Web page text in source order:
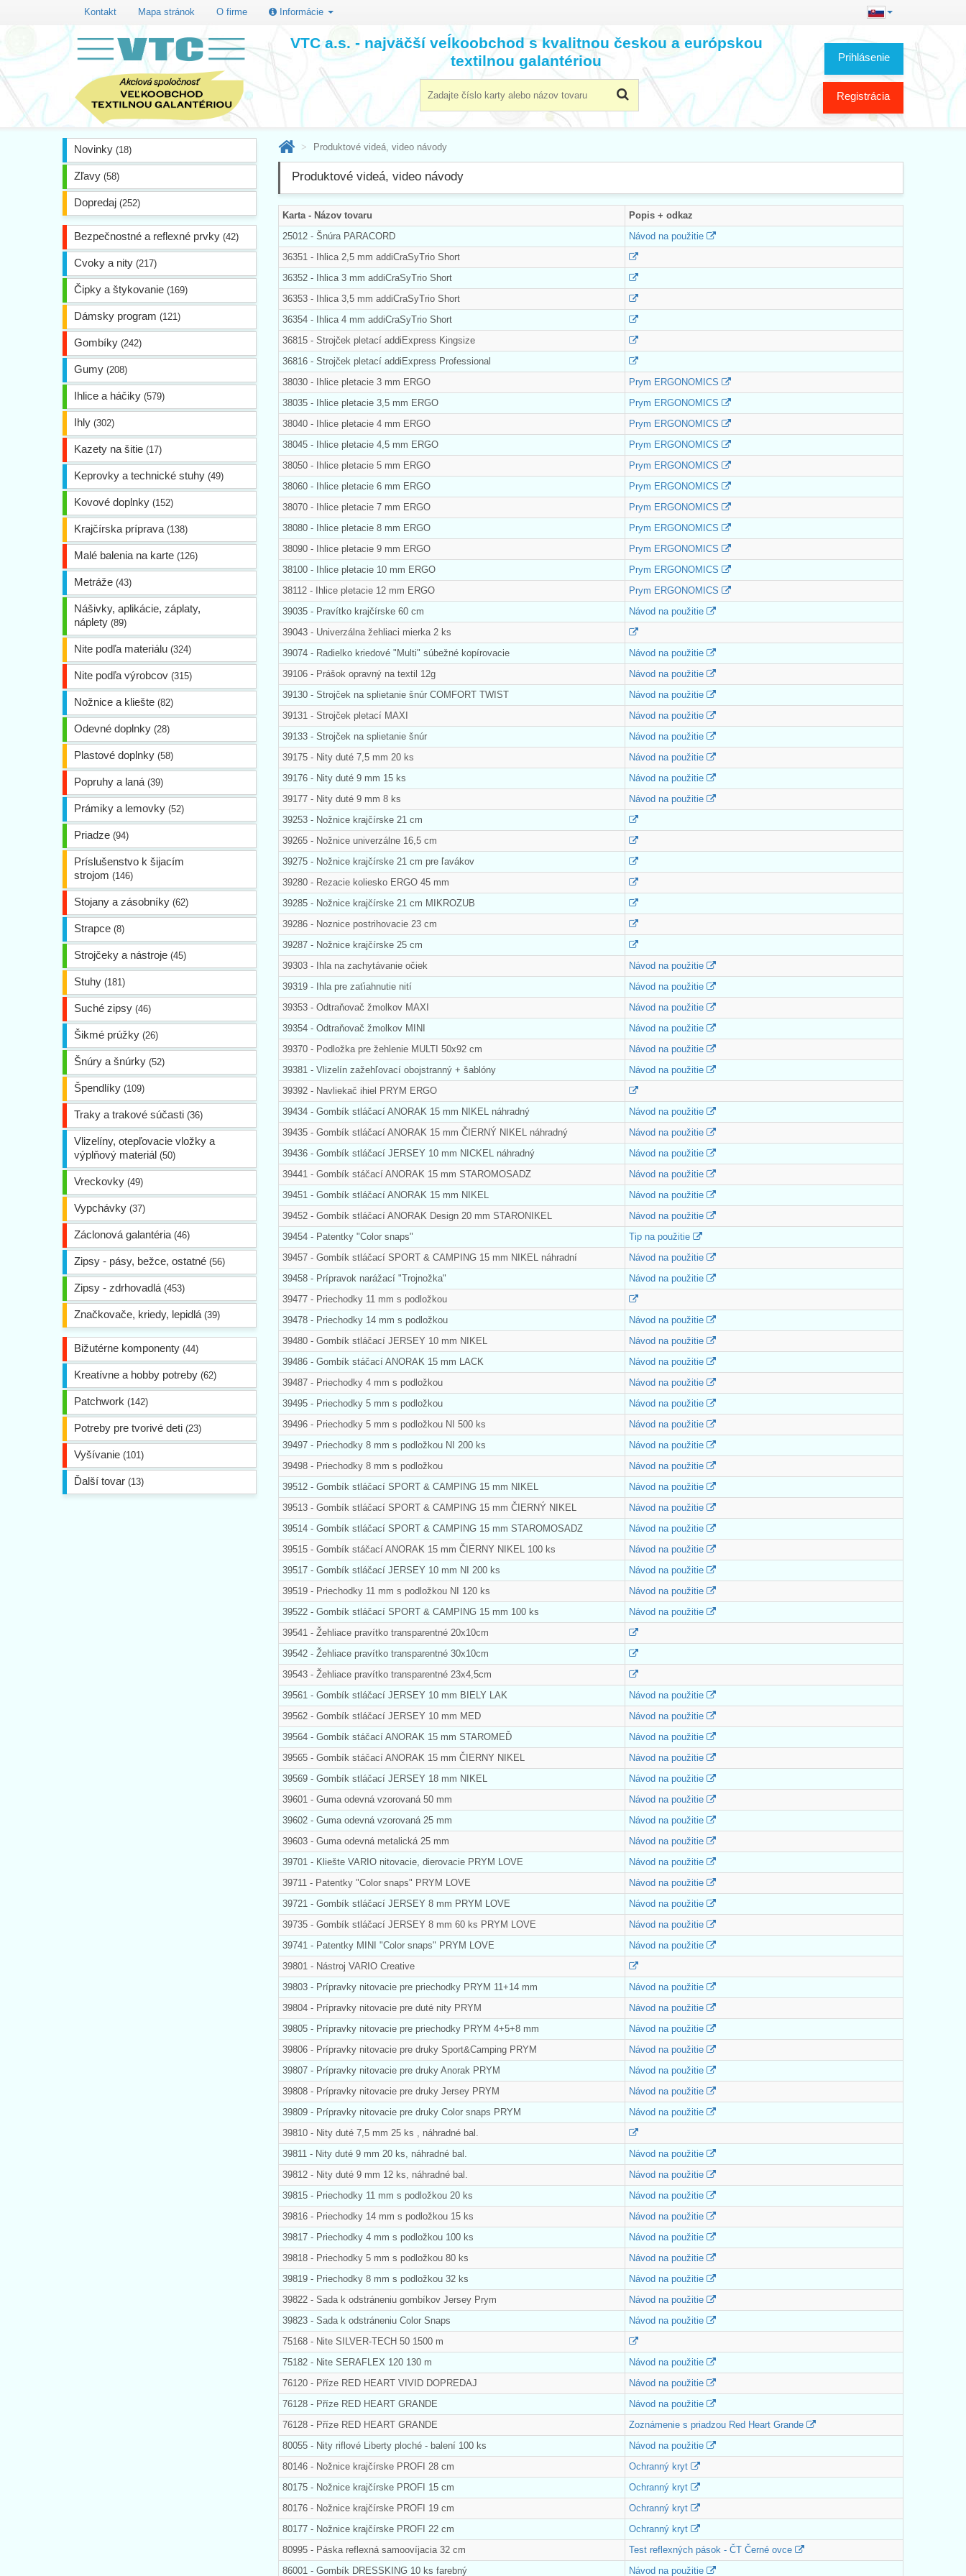
Kontakt Mapa stránok O firme Informácie
Prihlásenie
Registrácia
VTC a.s. - najväčší veĺkoobchod s kvalitnou českou a európskou
textilnou galantériou
Novinky (18)
Zľavy (58)
Dopredaj (252)
Bezpečnostné a reflexné prvky (42)
Cvoky a nity (217)
Čipky a štykovanie (169)
Dámsky program (121)
Gombíky (242)
Gumy (208)
Ihlice a háčiky (579)
Ihly (302)
Kazety na šitie (17)
Keprovky a technické stuhy (49)
Kovové doplnky (152)
Krajčírska príprava (138)
Malé balenia na karte (126)
Metráže (43)
Nášivky, aplikácie, záplaty,
náplety (89)
Nite podľa materiálu (324)
Nite podľa výrobcov (315)
Nožnice a kliešte (82)
Odevné doplnky (28)
Plastové doplnky (58)
Popruhy a laná (39)
Prámiky a lemovky (52)
Priadze (94)
Príslušenstvo k šijacím
strojom (146)
Stojany a zásobníky (62)
Strapce (8)
Strojčeky a nástroje (45)
Stuhy (181)
Suché zipsy (46)
Šikmé prúžky (26)
Šnúry a šnúrky (52)
Špendlíky (109)
Traky a trakové súčasti (36)
Vlizelíny, otepľovacie vložky a
výplňový materiál (50)
Vreckovky (49)
Vypchávky (37)
Záclonová galantéria (46)
Zipsy - pásy, bežce, ostatné (56)
Zipsy - zdrhovadlá (453)
Značkovače, kriedy, lepidlá (39)
Bižutérne komponenty (44)
Kreatívne a hobby potreby (62)
Patchwork (142)
Potreby pre tvorivé deti (23)
Vyšívanie (101)
Ďalší tovar (13)
Produktové videá, video návody
Produktové videá, video návody
Karta - Názov tovaru
Popis + odkaz
25012 - Šnúra PARACORD
Návod na použitie
36351 - Ihlica 2,5 mm addiCraSyTrio Short
36352 - Ihlica 3 mm addiCraSyTrio Short
36353 - Ihlica 3,5 mm addiCraSyTrio Short
36354 - Ihlica 4 mm addiCraSyTrio Short
36815 - Strojček pletací addiExpress Kingsize
36816 - Strojček pletací addiExpress Professional
38030 - Ihlice pletacie 3 mm ERGO
Prym ERGONOMICS
38035 - Ihlice pletacie 3,5 mm ERGO
Prym ERGONOMICS
38040 - Ihlice pletacie 4 mm ERGO
Prym ERGONOMICS
38045 - Ihlice pletacie 4,5 mm ERGO
Prym ERGONOMICS
38050 - Ihlice pletacie 5 mm ERGO
Prym ERGONOMICS
38060 - Ihlice pletacie 6 mm ERGO
Prym ERGONOMICS
38070 - Ihlice pletacie 7 mm ERGO
Prym ERGONOMICS
38080 - Ihlice pletacie 8 mm ERGO
Prym ERGONOMICS
38090 - Ihlice pletacie 9 mm ERGO
Prym ERGONOMICS
38100 - Ihlice pletacie 10 mm ERGO
Prym ERGONOMICS
38112 - Ihlice pletacie 12 mm ERGO
Prym ERGONOMICS
39035 - Pravítko krajčírske 60 cm
Návod na použitie
39043 - Univerzálna žehliaci mierka 2 ks
39074 - Radielko kriedové "Multi" súbežné kopírovacie
Návod na použitie
39106 - Prášok opravný na textil 12g
Návod na použitie
39130 - Strojček na splietanie šnúr COMFORT TWIST
Návod na použitie
39131 - Strojček pletací MAXI
Návod na použitie
39133 - Strojček na splietanie šnúr
Návod na použitie
39175 - Nity duté 7,5 mm 20 ks
Návod na použitie
39176 - Nity duté 9 mm 15 ks
Návod na použitie
39177 - Nity duté 9 mm 8 ks
Návod na použitie
39253 - Nožnice krajčírske 21 cm
39265 - Nožnice univerzálne 16,5 cm
39275 - Nožnice krajčírske 21 cm pre ľavákov
39280 - Rezacie koliesko ERGO 45 mm
39285 - Nožnice krajčírske 21 cm MIKROZUB
39286 - Noznice postrihovacie 23 cm
39287 - Nožnice krajčírske 25 cm
39303 - Ihla na zachytávanie očiek
Návod na použitie
39319 - Ihla pre zaťiahnutie nití
Návod na použitie
39353 - Odtraňovač žmolkov MAXI
Návod na použitie
39354 - Odtraňovač žmolkov MINI
Návod na použitie
39370 - Podložka pre žehlenie MULTI 50x92 cm
Návod na použitie
39381 - Vlizelín zažehľovací obojstranný + šablóny
Návod na použitie
39392 - Navliekač ihiel PRYM ERGO
39434 - Gombík stláčací ANORAK 15 mm NIKEL náhradný
Návod na použitie
39435 - Gombík stláčací ANORAK 15 mm ČIERNÝ NIKEL náhradný
Návod na použitie
39436 - Gombík stláčací JERSEY 10 mm NICKEL náhradný
Návod na použitie
39441 - Gombík stáčací ANORAK 15 mm STAROMOSADZ
Návod na použitie
39451 - Gombík stláčací ANORAK 15 mm NIKEL
Návod na použitie
39452 - Gombík stláčací ANORAK Design 20 mm STARONIKEL
Návod na použitie
39454 - Patentky "Color snaps"
Tip na použitie
39457 - Gombík stláčací SPORT & CAMPING 15 mm NIKEL náhradní
Návod na použitie
39458 - Prípravok narážací "Trojnožka"
Návod na použitie
39477 - Priechodky 11 mm s podložkou
39478 - Priechodky 14 mm s podložkou
Návod na použitie
39480 - Gombík stláčací JERSEY 10 mm NIKEL
Návod na použitie
39486 - Gombík stáčací ANORAK 15 mm LACK
Návod na použitie
39487 - Priechodky 4 mm s podložkou
Návod na použitie
39495 - Priechodky 5 mm s podložkou
Návod na použitie
39496 - Priechodky 5 mm s podložkou NI 500 ks
Návod na použitie
39497 - Priechodky 8 mm s podložkou NI 200 ks
Návod na použitie
39498 - Priechodky 8 mm s podložkou
Návod na použitie
39512 - Gombík stláčací SPORT & CAMPING 15 mm NIKEL
Návod na použitie
39513 - Gombík stláčací SPORT & CAMPING 15 mm ČIERNÝ NIKEL
Návod na použitie
39514 - Gombík stláčací SPORT & CAMPING 15 mm STAROMOSADZ
Návod na použitie
39515 - Gombík stáčací ANORAK 15 mm ČIERNY NIKEL 100 ks
Návod na použitie
39517 - Gombík stláčací JERSEY 10 mm NI 200 ks
Návod na použitie
39519 - Priechodky 11 mm s podložkou NI 120 ks
Návod na použitie
39522 - Gombík stláčací SPORT & CAMPING 15 mm 100 ks
Návod na použitie
39541 - Žehliace pravítko transparentné 20x10cm
39542 - Žehliace pravítko transparentné 30x10cm
39543 - Žehliace pravítko transparentné 23x4,5cm
39561 - Gombík stláčací JERSEY 10 mm BIELY LAK
Návod na použitie
39562 - Gombík stláčací JERSEY 10 mm MED
Návod na použitie
39564 - Gombík stáčací ANORAK 15 mm STAROMEĎ
Návod na použitie
39565 - Gombík stáčací ANORAK 15 mm ČIERNY NIKEL
Návod na použitie
39569 - Gombík stláčací JERSEY 18 mm NIKEL
Návod na použitie
39601 - Guma odevná vzorovaná 50 mm
Návod na použitie
39602 - Guma odevná vzorovaná 25 mm
Návod na použitie
39603 - Guma odevná metalická 25 mm
Návod na použitie
39701 - Kliešte VARIO nitovacie, dierovacie PRYM LOVE
Návod na použitie
39711 - Patentky "Color snaps" PRYM LOVE
Návod na použitie
39721 - Gombík stláčací JERSEY 8 mm PRYM LOVE
Návod na použitie
39735 - Gombík stláčací JERSEY 8 mm 60 ks PRYM LOVE
Návod na použitie
39741 - Patentky MINI "Color snaps" PRYM LOVE
Návod na použitie
39801 - Nástroj VARIO Creative
39803 - Prípravky nitovacie pre priechodky PRYM 11+14 mm
Návod na použitie
39804 - Prípravky nitovacie pre duté nity PRYM
Návod na použitie
39805 - Prípravky nitovacie pre priechodky PRYM 4+5+8 mm
Návod na použitie
39806 - Prípravky nitovacie pre druky Sport&Camping PRYM
Návod na použitie
39807 - Prípravky nitovacie pre druky Anorak PRYM
Návod na použitie
39808 - Prípravky nitovacie pre druky Jersey PRYM
Návod na použitie
39809 - Prípravky nitovacie pre druky Color snaps PRYM
Návod na použitie
39810 - Nity duté 7,5 mm 25 ks , náhradné bal.
39811 - Nity duté 9 mm 20 ks, náhradné bal.
Návod na použitie
39812 - Nity duté 9 mm 12 ks, náhradné bal.
Návod na použitie
39815 - Priechodky 11 mm s podložkou 20 ks
Návod na použitie
39816 - Priechodky 14 mm s podložkou 15 ks
Návod na použitie
39817 - Priechodky 4 mm s podložkou 100 ks
Návod na použitie
39818 - Priechodky 5 mm s podložkou 80 ks
Návod na použitie
39819 - Priechodky 8 mm s podložkou 32 ks
Návod na použitie
39822 - Sada k odstráneniu gombíkov Jersey Prym
Návod na použitie
39823 - Sada k odstráneniu Color Snaps
Návod na použitie
75168 - Nite SILVER-TECH 50 1500 m
75182 - Nite SERAFLEX 120 130 m
Návod na použitie
76120 - Příze RED HEART VIVID DOPREDAJ
Návod na použitie
76128 - Příze RED HEART GRANDE
Návod na použitie
76128 - Příze RED HEART GRANDE
Zoznámenie s priadzou Red Heart Grande
80055 - Nity riflové Liberty ploché - balení 100 ks
Návod na použitie
80146 - Nožnice krajčírske PROFI 28 cm
Ochranný kryt
80175 - Nožnice krajčírske PROFI 15 cm
Ochranný kryt
80176 - Nožnice krajčírske PROFI 19 cm
Ochranný kryt
80177 - Nožnice krajčírske PROFI 22 cm
Ochranný kryt
80995 - Páska reflexná samoovíjacia 32 cm
Test reflexných pások - ČT Černé ovce
86001 - Gombík DRESSKING 10 ks farebný
Návod na použitie